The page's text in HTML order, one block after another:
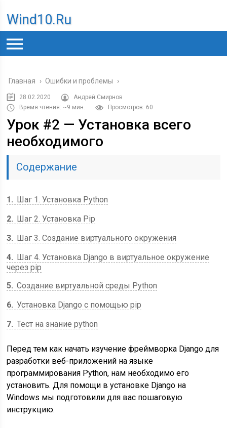
Wind10.ru
Главная › Ошибки и проблемы ›
28.02.2020
Андрей Смирнов
Время чтения: ~9 мин.
Просмотров: 60
Урок #2 — Установка всего
необходимого
Содержание
1
Шаг 1. Установка Python
2
Шаг 2. Установка Pip
3
Шаг 3. Создание виртуального окружения
4
Шаг 4. Установка Django в виртуальное окружение
через pip
5 Создание виртуальной среды Python
6 Установка Django с помощью pip
7 Тест на знание python
Перед тем как начать изучение фреймворка Django для
разработки веб-приложений на языке
программирования Python, нам необходимо его
установить. Для помощи в установке Django на
Windows мы подготовили для вас пошаговую
инструкцию.